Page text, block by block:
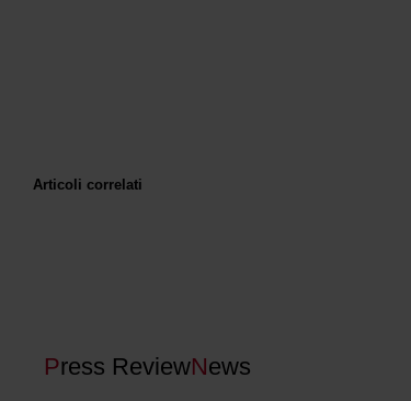
Articoli correlati
Press ReviewNews